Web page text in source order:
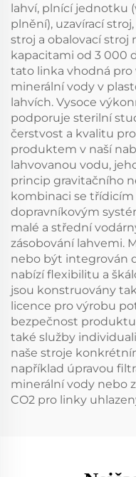
lahví, plnící jednotku
plnění), uzavírací
stroj a obalovací stroj
kapacitami od 3 000
tato linka vhodná pro
minerální vody v
lahvích. Vysoce
podporuje sterilní
čerstvost a kvalitu
produktem v naší
lahvovanou vodu,
princip gravitačního
kombinaci se
dopravníkovým
malé a střední
zásobování lahvemi.
nebo být integrován
nabízí flexibilitu a
jsou konstruovány
licence pro výrobu
bezpečnost produktu
také služby
naše stroje
například úpravou
minerální vody nebo
CO2 pro linky